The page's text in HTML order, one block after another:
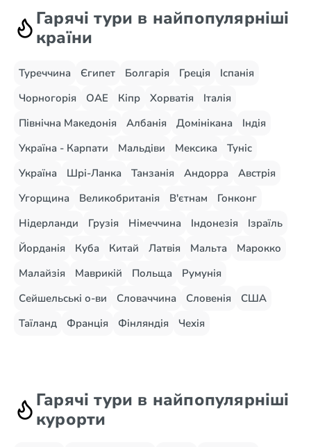
Гарячі тури в найпопулярніші
країни
Туреччина Єгипет Болгарія Греція
Іспанія
Чорногорія
ОАЕ Кіпр Хорватія
Італія
Північна Македонія
Албанія Домінікана
Індія
Україна - Карпати
Мальдіви Мексика
Туніс
Україна
Шрі-Ланка Танзанія Андорра
Австрія
Угорщина
Великобританія В'єтнам
Гонконг
Нідерланди
Грузія Німеччина Індонезія
Ізраїль
Йорданія
Куба Китай Латвія Мальта
Марокко
Малайзія
Маврикій Польща
Румунія
Сейшельські о-ви
Словаччина Словенія
США
Таїланд
Франція Фінляндія Чехія
Гарячі тури в найпопулярніші
курорти